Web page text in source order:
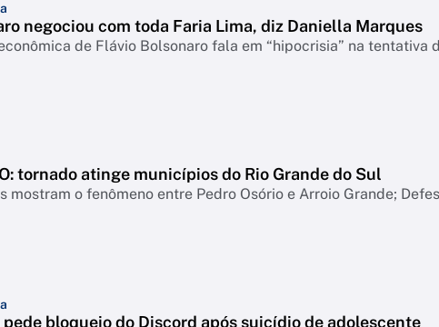
negociou com toda Faria Lima, diz Daniella Marques
de Flávio Bolsonaro fala em “hipocrisia” na tentativa
tornado atinge municípios do Rio Grande do Sul
mostram o fenômeno entre Pedro Osório e Arroio Grande;
pede bloqueio do Discord após suicídio de adolescente